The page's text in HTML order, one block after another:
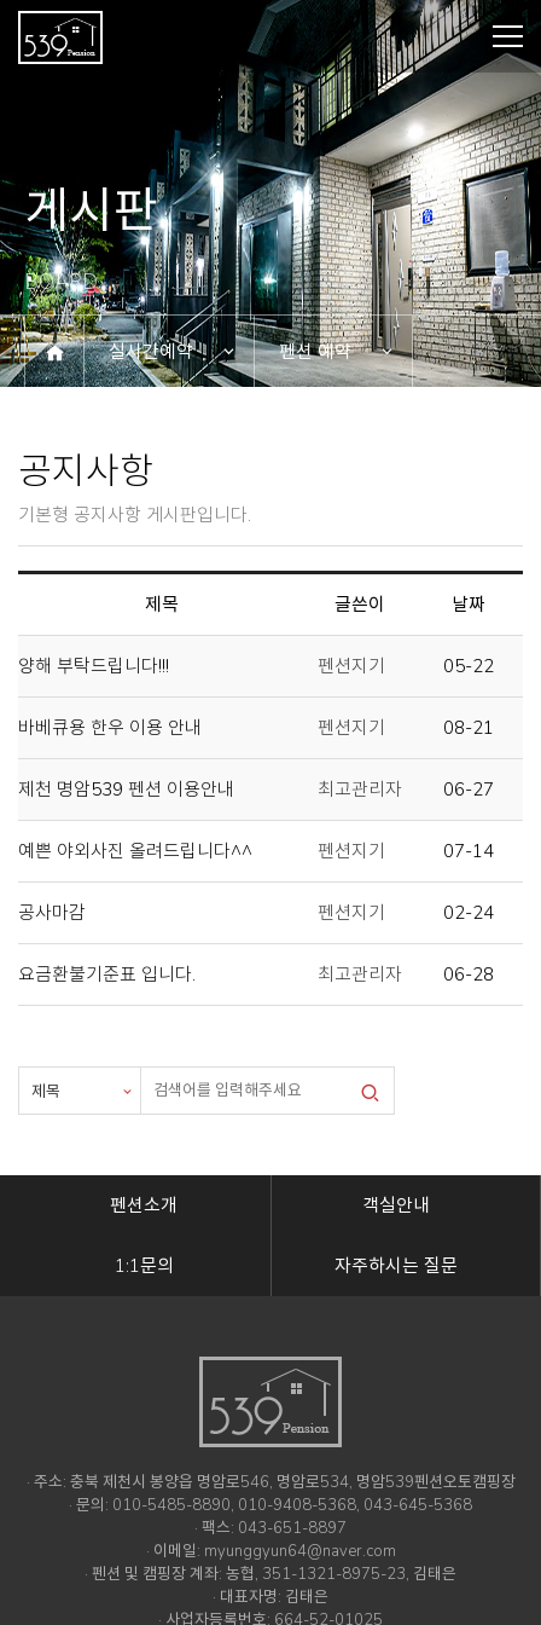
게시판
BOARD
실시간예약 펜션 예약
공지사항
기본형 공지사항 게시판입니다.
제목 글쓴이 날짜
양해 부탁드립니다!!! 펜션지기 05-22
바베큐용 한우 이용 안내 펜션지기 08-21
제천 명암539 펜션 이용안내 최고관리자 06-27
예쁜 야외사진 올려드립니다^^ 펜션지기 07-14
공사마감 펜션지기 02-24
요금환불기준표 입니다. 최고관리자 06-28
펜션소개 객실안내
1:1문의 자주하시는 질문
· 주소: 충북 제천시 봉양읍 명암로546, 명암로534, 명암539펜션오토캠핑장
· 문의: 010-5485-8890, 010-9408-5368, 043-645-5368
· 팩스: 043-651-8897
· 이메일: myunggyun64@naver.com
· 펜션 및 캠핑장 계좌: 농협, 351-1321-8975-23, 김태은
· 대표자명: 김태은
· 사업자등록번호: 664-52-01025